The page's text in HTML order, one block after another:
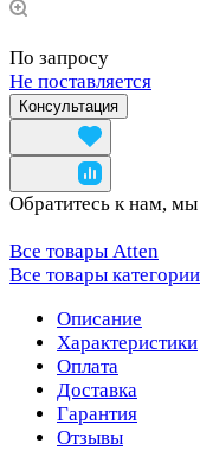
По запросу
Не поставляется
Консультация
Обратитесь к нам,
Все товары Atten
Все товары категории
Описание
Характеристики
Оплата
Доставка
Гарантия
Отзывы